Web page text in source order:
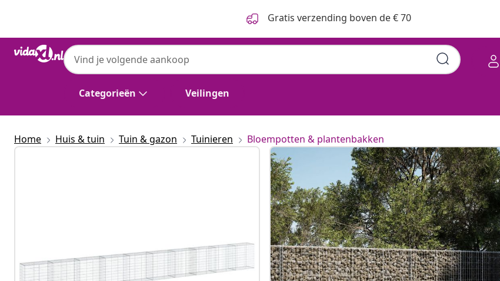
Gratis verzending boven de € 70
Categorieën Veilingen
Home Huis & tuin Tuin & gazon Tuinieren Bloempotten & plantenbakken